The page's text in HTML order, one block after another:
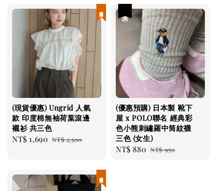
(現貨優惠) Ungrid 人氣
款 印度棉無袖荷葉滾邊
襯衫 共三色
Sale
NT$ 1,690 Regular
NT$ 2,500
(優惠預購) 日本製 靴下
屋 x POLO聯名 經典彩
色小熊刺繡羅中筒紋襪
三色 (女生)
Sale
NT$ 880 Regular
NT$ 950